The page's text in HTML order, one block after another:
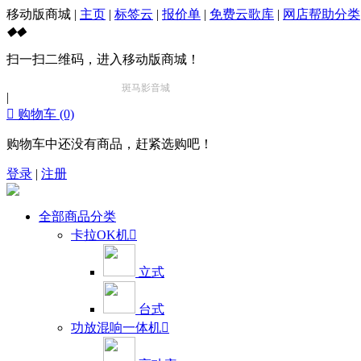
移动版商城 | 主页 | 标签云 | 报价单 | 免费云歌库 | 网店帮助分类
◆◆
扫一扫二维码，进入移动版商城！
|
斑马影音城【https://www.zebraaudio.com】
 购物车 (0)
购物车中还没有商品，赶紧选购吧！
登录 | 注册
全部商品分类
卡拉OK机
立式
台式
功放混响一体机